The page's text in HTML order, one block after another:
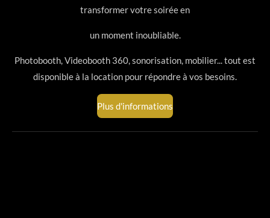
transformer votre soirée en
un moment inoubliable.
Photobooth, Videobooth 360, sonorisation, mobilier... tout est
disponible à la location pour répondre à vos besoins.
Plus d'informations